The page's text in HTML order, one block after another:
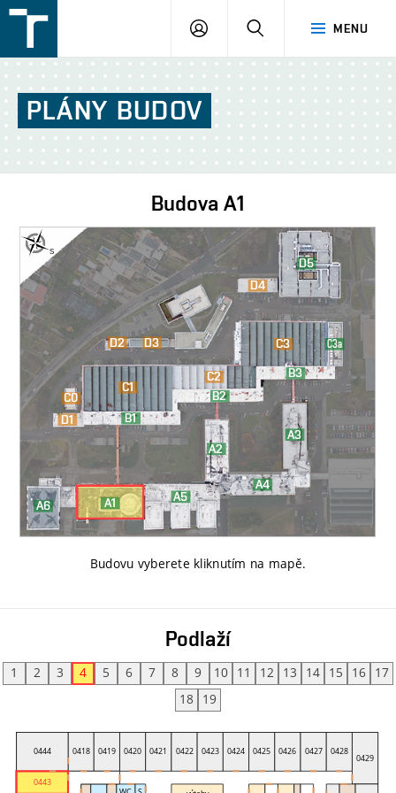
v
Brně
MENU
PŘIHLÁŠENÍ
PLÁNY BUDOV
Budova A1
Budovu vyberete kliknutím na mapě.
Podlaží
1 2 3 4 5 6 7 8 9 10 11 12 13 14 15 16
17
18
19